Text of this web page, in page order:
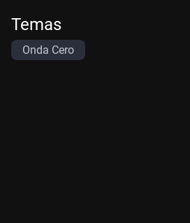
Temas
Onda Cero